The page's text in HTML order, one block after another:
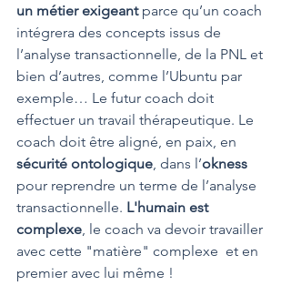
un métier exigeant parce qu’un coach
intégrera des concepts issus de
l’analyse transactionnelle, de la PNL et
bien d’autres, comme l’Ubuntu par
exemple… Le futur coach doit
effectuer un travail thérapeutique. Le
coach doit être aligné, en paix, en
sécurité ontologique , dans l’okness
pour reprendre un terme de l’analyse
transactionnelle. L'humain est
complexe , le coach va devoir travailler
avec cette "matière" complexe  et en
premier avec lui même !